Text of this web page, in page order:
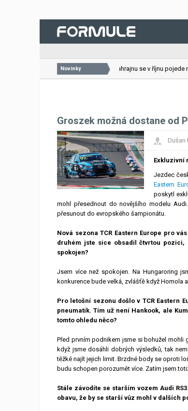
Novinky
26.07.2026 VC Bahrajnu se v říjnu pojede na
Groszek možná dostane od
Dušan
Exkluzivní
Jezdec
Eastern
poskytl
mohl přesednout do novějšího modelu
přesunout do evropského šampionátu.
Nová sezona TCR Eastern Europe pro
druhém jste sice obsadil čtvrtou
spokojen?
Jsem více než spokojen. Na Hungaroring
konkurence bude velká, zvlášťě když Homola
Pro letošní sezonu došlo v TCR Eastern
pneumatik. Tím už není Hankook, ale
tomto ohledu něco?
Před prvním podnikem jsme si bohužel mohli
když jsme dosáhli dobrých výsledků, tak
těžké najít jejich limit. Brzdné body se oproti
budu schopen porozumět více. Zatím jsem
Stále závodíte se starším vozem Audi
obavu, že by se starší vůz mohl v dalších